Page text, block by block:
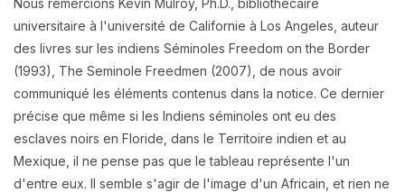
Nous remercions Kevin Mulroy, Ph.D., bibliothécaire
universitaire à l'université de Californie à Los Angeles, auteur
des livres sur les indiens Séminoles Freedom on the Border
(1993), The Seminole Freedmen (2007), de nous avoir
communiqué les éléments contenus dans la notice. Ce dernier
précise que même si les Indiens séminoles ont eu des
esclaves noirs en Floride, dans le Territoire indien et au
Mexique, il ne pense pas que le tableau représente l'un
d'entre eux. Il semble s'agir de l'image d'un Africain, et rien ne